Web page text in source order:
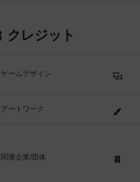
クレジット
ゲームデザイン
アートワーク
関連企業/団体